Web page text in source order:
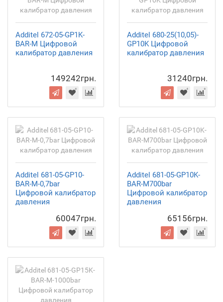
Additel 672-05-GP1K-
BAR-M Цифровой
калибратор давления
149242грн.
Additel 680-25(10,05)-
GP10K Цифровой
калибратор давления
31240грн.
Additel 681-05-GP10-
BAR-M-0,7bar
Цифровой калибратор
давления
60047грн.
Additel 681-05-GP10K-
BAR-M700bar
Цифровой калибратор
давления
65156грн.